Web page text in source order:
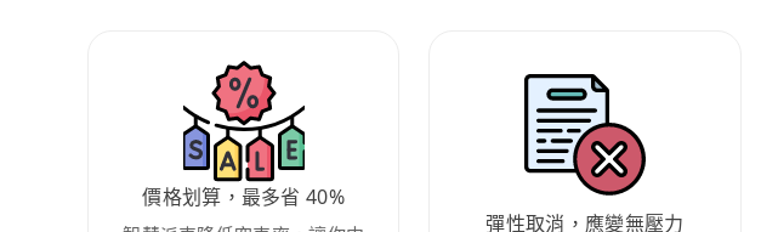
價格划算，最多省 40%
彈性取消，應變無壓力